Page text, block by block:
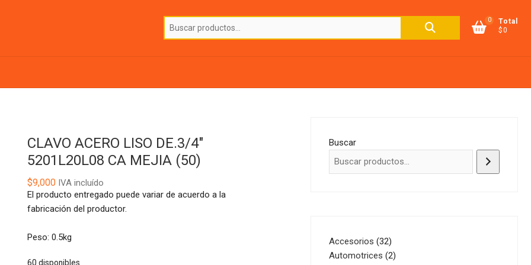
Buscar
0
Total
$0
CLAVO ACERO LISO DE.3/4″
5201L20L08 CA MEJIA (50)
$9,000 IVA incluído
El producto entregado puede variar de acuerdo a la
fabricación del productor.
Peso: 0.5kg
60 disponibles
Buscar
Accesorios 3232
productos
Automotrices 22